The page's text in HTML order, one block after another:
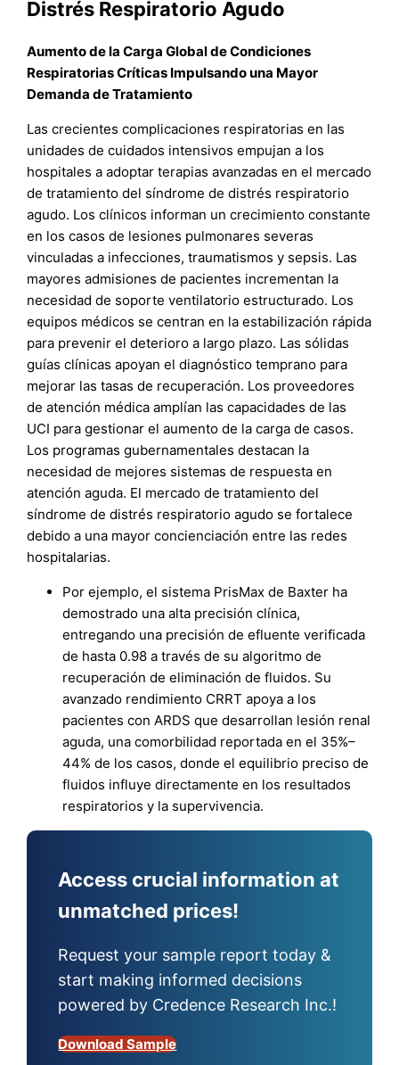
Distrés Respiratorio Agudo
Aumento de la Carga Global de Condiciones
Respiratorias Críticas Impulsando una Mayor
Demanda de Tratamiento
Las crecientes complicaciones respiratorias en las
unidades de cuidados intensivos empujan a los
hospitales a adoptar terapias avanzadas en el mercado
de tratamiento del síndrome de distrés respiratorio
agudo. Los clínicos informan un crecimiento constante
en los casos de lesiones pulmonares severas
vinculadas a infecciones, traumatismos y sepsis. Las
mayores admisiones de pacientes incrementan la
necesidad de soporte ventilatorio estructurado. Los
equipos médicos se centran en la estabilización rápida
para prevenir el deterioro a largo plazo. Las sólidas
guías clínicas apoyan el diagnóstico temprano para
mejorar las tasas de recuperación. Los proveedores
de atención médica amplían las capacidades de las
UCI para gestionar el aumento de la carga de casos.
Los programas gubernamentales destacan la
necesidad de mejores sistemas de respuesta en
atención aguda. El mercado de tratamiento del
síndrome de distrés respiratorio agudo se fortalece
debido a una mayor concienciación entre las redes
hospitalarias.
Por ejemplo, el sistema PrisMax de Baxter ha
demostrado una alta precisión clínica,
entregando una precisión de efluente verificada
de hasta 0.98 a través de su algoritmo de
recuperación de eliminación de fluidos. Su
avanzado rendimiento CRRT apoya a los
pacientes con ARDS que desarrollan lesión renal
aguda, una comorbilidad reportada en el 35%–
44% de los casos, donde el equilibrio preciso de
fluidos influye directamente en los resultados
respiratorios y la supervivencia.
Access crucial information at
unmatched prices!
Request your sample report today &
start making informed decisions
powered by Credence Research Inc.!
Download Sample